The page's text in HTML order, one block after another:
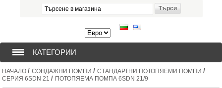
КАТЕГОРИИ
СОНДАЖНИ ПОМПИ (376)
НАЧАЛО / СОНДАЖНИ ПОМПИ / СТАНДАРТНИ ПОТОПЯЕМИ ПОМПИ /
СЕРИЯ 6SDN 21 / ПОТОПЯЕМА ПОМПА 6SDN 21/9